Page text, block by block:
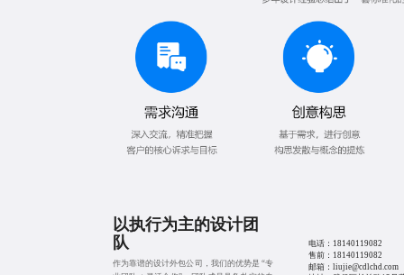
以执行为主的设计团
队
作为靠谱的设计外包公司，我们的优势是 “专
电话： 18140119082
售前： 18140119082
邮箱：liujie@cdlchd.com